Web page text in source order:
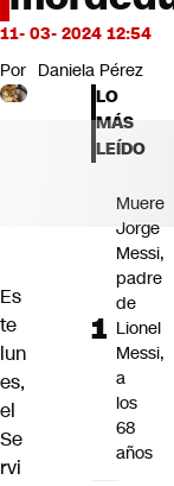
11- 03- 2024 12:54
Por Daniela Pérez
Es
te
lun
es,
el
Se
rvi
LO
MÁS
LEÍDO
Muere
Jorge
Messi,
padre
de
Lionel
Messi,
a
los
68
años